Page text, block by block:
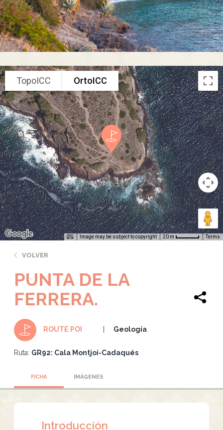
TopoICC OrtoICC
Image may be subject to copyright 20 m Terms
VOLVER
PUNTA DE LA
FERRERA.
ROUTE POI Geología
Ruta: GR92: Cala Montjoi-Cadaqués
FICHA IMÁGENES
Introducción